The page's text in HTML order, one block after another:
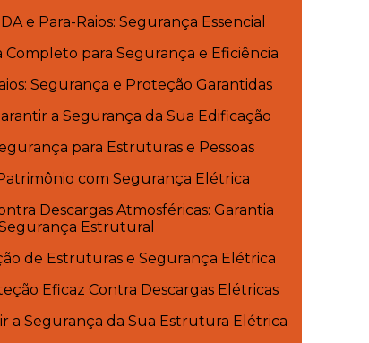
e Para-Raios: Segurança Essencial
para Segurança e Eficiência
Segurança e Proteção Garantidas
a Segurança da Sua Edificação
para Estruturas e Pessoas
com Segurança Elétrica
Descargas Atmosféricas: Garantia
Estrutural
de Estruturas e Segurança Elétrica
Eficaz Contra Descargas Elétricas
a Segurança da Sua Estrutura Elétrica